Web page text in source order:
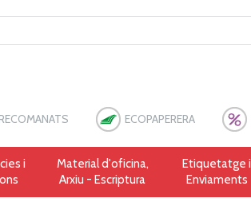
RECOMANATS ECOPAPERERA
i
Material d'oficina,
Arxiu - Escriptura
Etiquetatge i
Enviaments